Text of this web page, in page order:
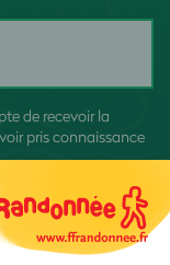
de recevoir la
pris connaissance